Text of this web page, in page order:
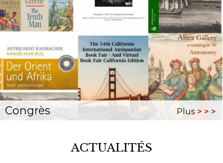
Congrès Plus
ACTUALITÉS